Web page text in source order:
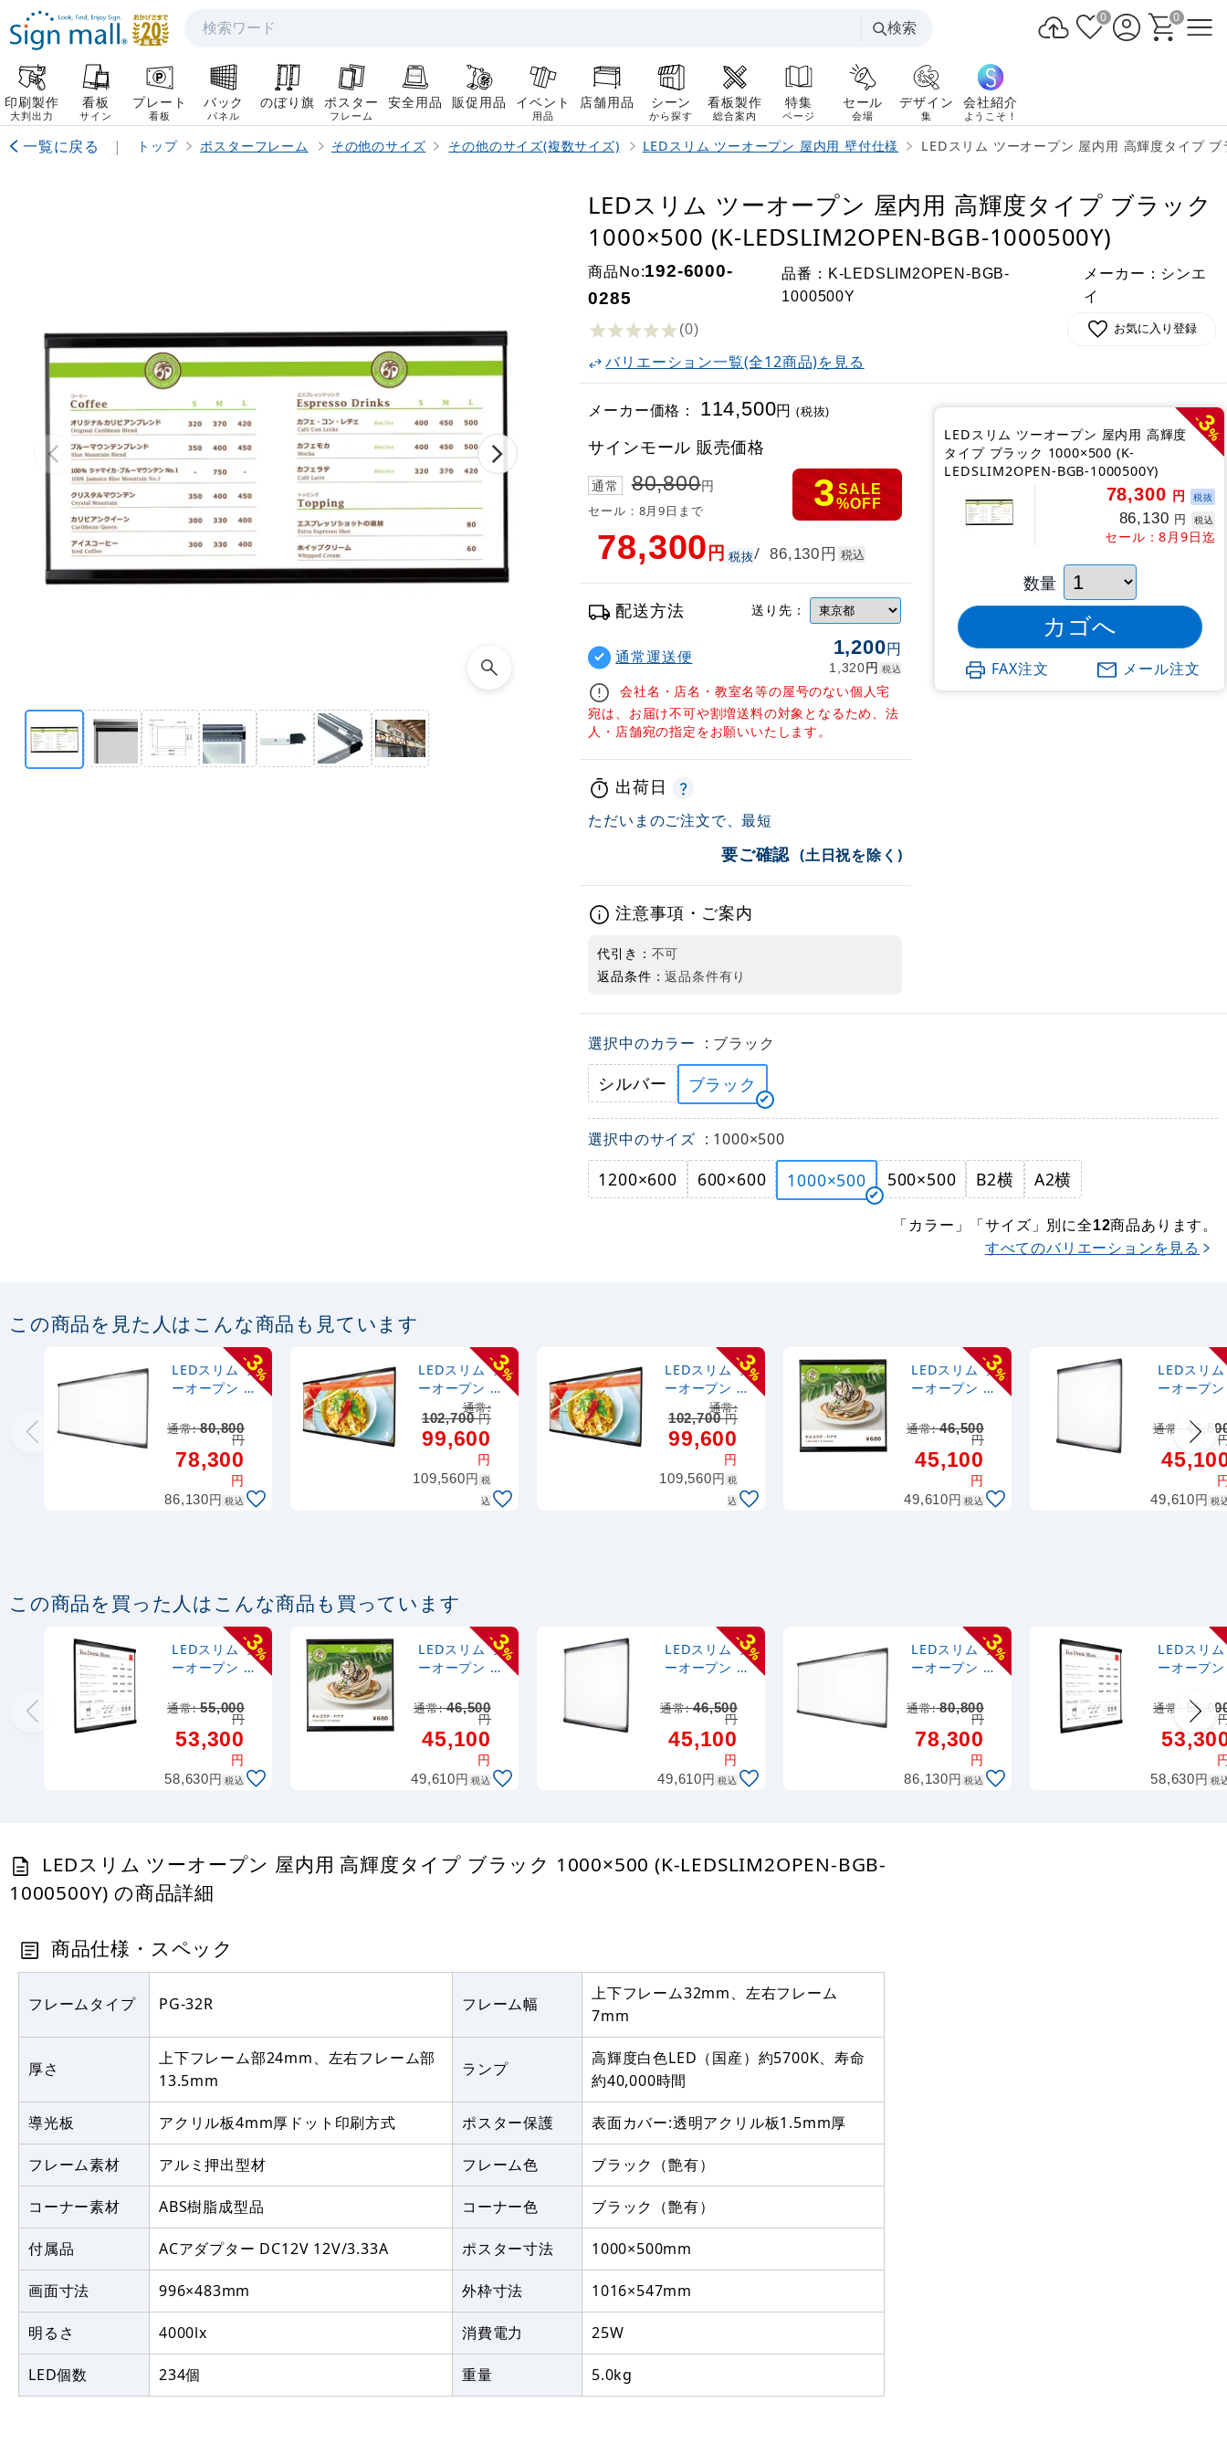
検索
検索
0 0
印刷製作
大判出力
看板
サイン
プレート
看板
バック
パネル
のぼり旗 ポスター
フレーム
安全用品 販促用品 イベント
用品
店舗用品 シーン
から探す
看板製作
総合案内
特集
ページ
セール
会場
デザイン
集
会社紹介
ようこそ！
一覧に戻る | トップ ポスターフレーム その他のサイズ その他のサイズ(複数サイズ) LEDスリム ツーオープン 屋内用 壁付仕様 LEDスリム ツーオープン 屋内用 高輝度タイプ
LEDスリム ツーオープン 屋内用 高輝度タイプ ブラック
1000×500 (K-LEDSLIM2OPEN-BGB-1000500Y)
商品No:192-6000-
0285
品番： K-LEDSLIM2OPEN-BGB-
1000500Y
メーカー：シンエ
イ
(0) お気に入り登録
バリエーション一覧(全12商品)を見る
メーカー価格： 114,500円(税抜)
サインモール 販売価格
通常 80,800円
セール：8月9日まで 3SALE
%OFF
78,300円 税抜/ 86,130円 税込
配送方法 送り先：
通常運送便 1,200円
1,320円 税込
会社名・店名・教室名等の屋号のない個人宅
宛は、お届け不可や割増送料の対象となるため、法
人・店舗宛の指定をお願いいたします。
出荷日
ただいまのご注文で、最短
要ご確認 (土日祝を除く)
注意事項・ご案内
代引き： 不可
返品条件：返品条件有り
-
3
%
LEDスリム ツーオープン 屋内用 高輝度
タイプ ブラック 1000×500 (K-
LEDSLIM2OPEN-BGB-1000500Y)
78,300 円 税抜
86,130 円 税込
セール：8月9日迄
数量
FAX注文 メール注文
選択中のカラー : ブラック
シルバー ブラック
選択中のサイズ : 1000×500
1200×600 600×600 1000×500 500×500 B2横 A2横
「カラー」「サイズ」別に全12商品あります。
すべてのバリエーションを見る
この商品を見た人はこんな商品も見ています
-
3
%
LEDスリム ツ
ーオープン 屋
イプ シルバー
1000×500 (K-
LEDSLIM2OP
1000500Y)
通常:80,800
円
78,300
円
86,130円 税込
-
3
%
LEDスリム ツ
ーオープン 屋
イプ ブラック
1200×600 (K-
LEDSLIM2OP
EN-BGB-
通常:
102,700円
99,600
円
109,560円 税
込
-
3
%
LEDスリム ツ
ーオープン 屋
イプ シルバー
1200×600 (K-
LEDSLIM2OP
EN-KCC-
通常:
102,700円
99,600
円
109,560円 税
込
-
3
%
LEDスリム ツ
ーオープン 屋
イプ ブラック
500×500 (K-
LEDSLIM2OP
500500)
通常:46,500
円
45,100
円
49,610円 税込
LEDスリ
ーオープ
イプ シル
500×500
500500)
通常:
49,610円 税
この商品を買った人はこんな商品も買っています
-
3
%
LEDスリム ツ
ーオープン 屋
イプ ブラック
600×600 (K-
LEDSLIM2OP
600600)
通常:55,000
円
53,300
円
58,630円 税込
-
3
%
LEDスリム ツ
ーオープン 屋
イプ ブラック
500×500 (K-
LEDSLIM2OP
500500)
通常:46,500
円
45,100
円
49,610円 税込
-
3
%
LEDスリム ツ
ーオープン 屋
イプ シルバー
500×500 (K-
LEDSLIM2OP
500500)
通常:46,500
円
45,100
円
49,610円 税込
-
3
%
LEDスリム ツ
ーオープン 屋
イプ シルバー
1000×500 (K-
LEDSLIM2OP
1000500Y)
通常:80,800
円
78,300
円
86,130円 税込
LEDスリ
ーオープ
イプ シル
600×600
600600)
通常:
58,630円 税
LEDスリム ツーオープン 屋内用 高輝度タイプ ブラック 1000×500 (K-LEDSLIM2OPEN-BGB-
1000500Y) の商品詳細
商品仕様・スペック
フレームタイプ PG-32R フレーム幅
上下フレーム32mm、左右フレーム
7mm
厚さ
上下フレーム部24mm、左右フレーム部
13.5mm
ランプ
高輝度白色LED（国産）約5700K、寿命
約40,000時間
導光板 アクリル板4mm厚ドット印刷方式 ポスター保護 表面カバー:透明アクリル板1.5mm厚
フレーム素材 アルミ押出型材 フレーム色 ブラック（艶有）
コーナー素材 ABS樹脂成型品 コーナー色 ブラック（艶有）
付属品 ACアダプター DC12V 12V/3.33A ポスター寸法 1000×500mm
画面寸法 996×483mm 外枠寸法 1016×547mm
明るさ 4000lx 消費電力 25W
LED個数 234個 重量 5.0kg